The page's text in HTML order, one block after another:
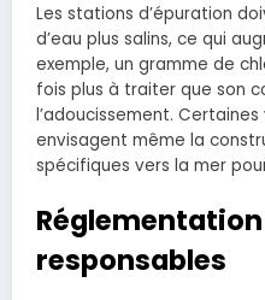
Les stations d’épuration
d’eau plus salins, ce qui
exemple, un gramme de
fois plus à traiter que son
l’adoucissement.
envisagent même la
spécifiques vers la mer
responsables